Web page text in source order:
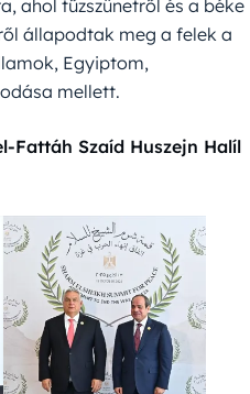
ahol tűzszünetről és a béke
állapodtak meg a felek a
Egyiptom,
mellett.
Fattáh Szaíd Huszejn Halíl